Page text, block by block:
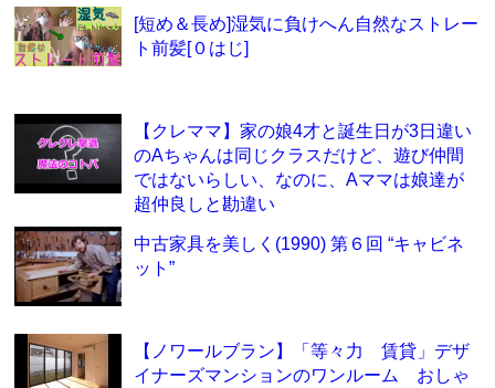
[短め＆長め]湿気に負けへん自然なストレー
ト前髪[０はじ]
【クレママ】家の娘4才と誕生日が3日違い
のAちゃんは同じクラスだけど、遊び仲間
ではないらしい、なのに、Aママは娘達が
超仲良しと勘違い
中古家具を美しく(1990) 第６回 “キャビネ
ット”
【ノワールブラン】「等々力 賃貸」デザ
イナーズマンションのワンルーム おしゃ